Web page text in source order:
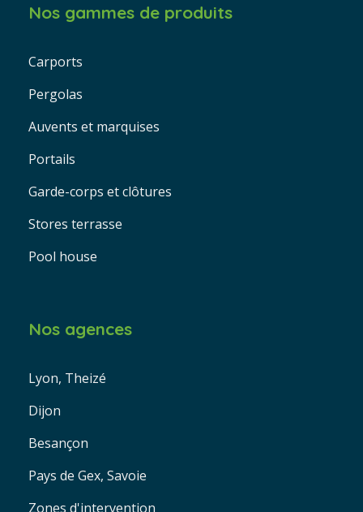
Nos gammes de produits
Carports
Pergolas
Auvents et marquises
Portails
Garde-corps et clôtures
Stores terrasse
Pool house
Nos agences
Lyon, Theizé
Dijon
Besançon
Pays de Gex, Savoie
Zones d'intervention